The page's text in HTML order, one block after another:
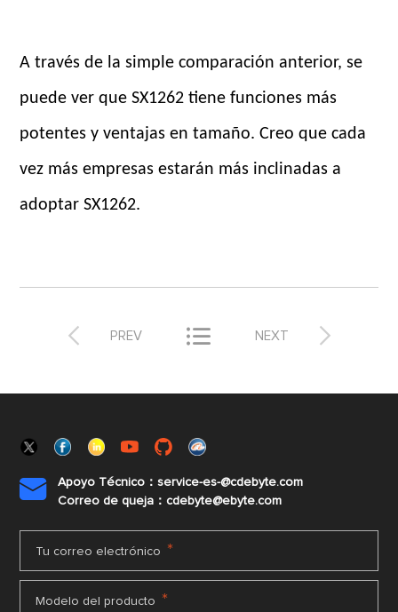
A través de la simple comparación anterior, se
puede ver que SX1262 tiene funciones más
potentes y ventajas en tamaño. Creo que cada
vez más empresas estarán más inclinadas a
adoptar SX1262.
 PREV  
NEXT

Apoyo Técnico：service-es-@cdebyte.com
Correo de queja：cdebyte@ebyte.com
Tu correo electrónico *
Modelo del producto *